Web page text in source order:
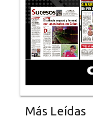
Más Leídas